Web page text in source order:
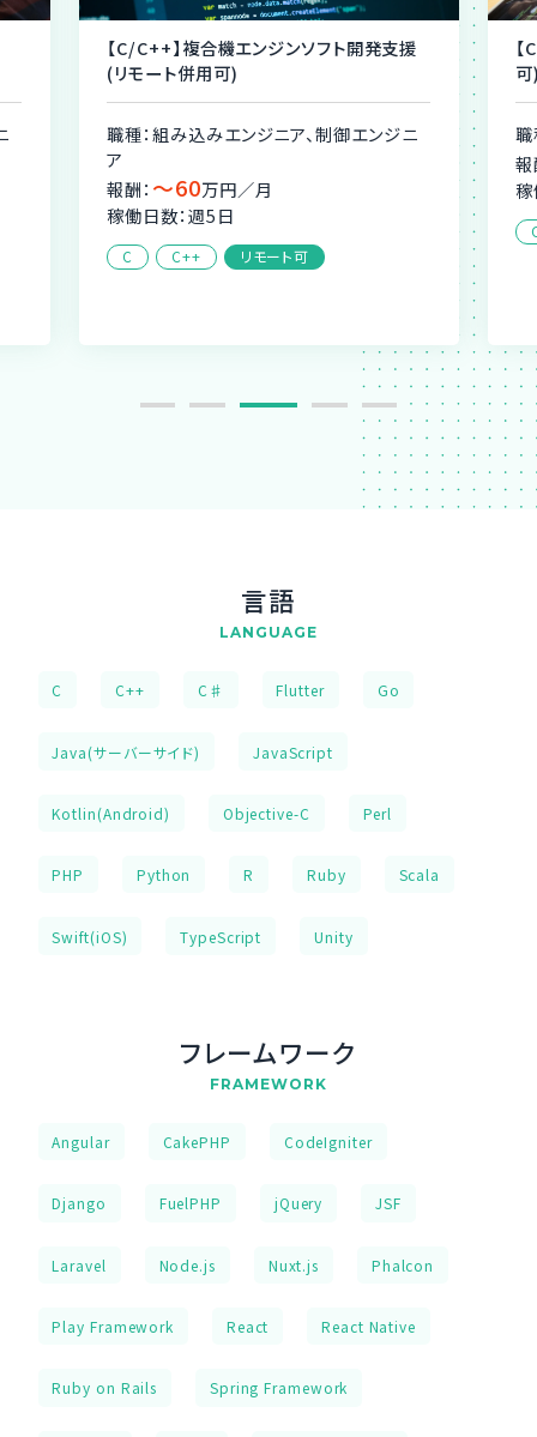
【C/C++】複合機エンジンソフト開発支援
(リモート併用可)
職種：組み込みエンジニア、制御エンジニ
ア
報酬： 〜60万円／月
稼働日数：週5日
C C++ リモート可
職
報
言語
LANGUAGE
C C++ C♯ Flutter Go
Java(サーバーサイド) JavaScript
Kotlin(Android) Objective-C Perl
PHP Python R Ruby Scala
Swift(iOS) TypeScript Unity
フレームワーク
FRAMEWORK
Angular CakePHP CodeIgniter
Django FuelPHP jQuery JSF
Laravel Node.js Nuxt.js Phalcon
Play Framework React React Native
Ruby on Rails Spring Framework